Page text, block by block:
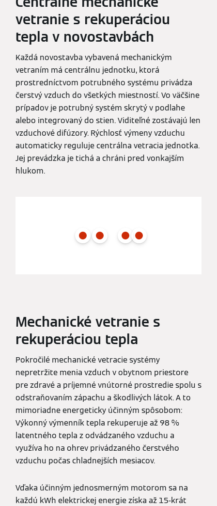
vetranie s rekuperáciou
tepla v novostavbách
Každá novostavba vybavená mechanickým
vetraním má centrálnu jednotku, ktorá
prostredníctvom potrubného systému privádza
čerstvý vzduch do všetkých miestností. Vo väčšine
prípadov je potrubný systém skrytý v podlahe
alebo integrovaný do stien. Viditeľné zostávajú len
vzduchové difúzory. Rýchlosť výmeny vzduchu
automaticky reguluje centrálna vetracia jednotka.
Jej prevádzka je tichá a chráni pred vonkajším
hlukom.
Mechanické vetranie s
rekuperáciou tepla
Pokročilé mechanické vetracie systémy
nepretržite menia vzduch v obytnom priestore
pre zdravé a príjemné vnútorné prostredie spolu s
odstraňovaním zápachu a škodlivých látok. A to
mimoriadne energeticky účinným spôsobom:
Výkonný výmenník tepla rekuperuje až 98 %
latentného tepla z odvádzaného vzduchu a
využíva ho na ohrev privádzaného čerstvého
vzduchu počas chladnejších mesiacov.
Vďaka účinným jednosmerným motorom sa na
každú kWh elektrickej energie získa až 15-krát